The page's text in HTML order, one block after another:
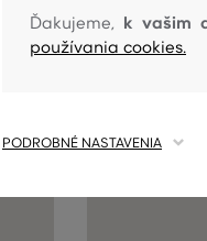
ŽEHLENIE ČISTENIE
Ďakujeme, k vašim
používania cookies.
PODROBNÉ NASTAVENIA